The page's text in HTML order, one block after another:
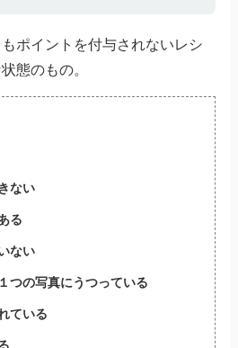
ポイントを付与されないレシ
態のもの。
ない
る
ない
つの写真にうつっている
ている